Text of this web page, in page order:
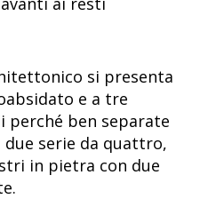
si presenta
e a tre
perché ben separate
serie da quattro,
in pietra con due